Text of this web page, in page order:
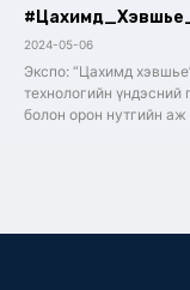
2024-05-06
Экспо: “Цахимд
технологийн
болон орон нутгийн